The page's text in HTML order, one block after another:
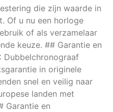
die zijn waarde in
Of u nu een horloge
of als verzamelaar
keuze. ## Garantie en
Dubbelchronograaf
in originele
snel en veilig naar
landen met
Garantie en